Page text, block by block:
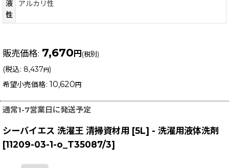
液
性
アルカリ性
販売価格: 7,670 円 (税別)
(税込: 8,437 円)
希望小売価格: 10,620 円
通常1-7営業日に発送予定
シーバイエス 洗濯王 清掃資材用 [5L] - 洗濯用液体洗剤
[11209-03-1-o_T35087/3]